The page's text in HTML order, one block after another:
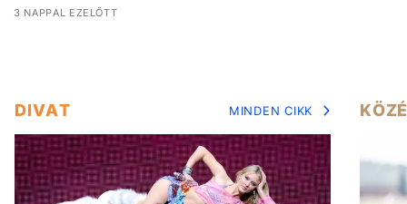
3 NAPPAL EZELŐTT
DIVAT MINDEN CIKK